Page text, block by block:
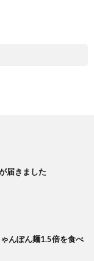
届きました
んぽん麺1.5倍を食べ